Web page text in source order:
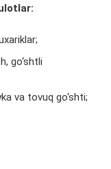
go‘shtli
va tovuq go‘shti;